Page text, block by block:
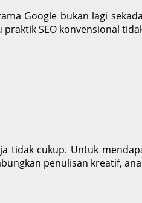
Google bukan lagi
SEO konvensional
tidak cukup. Untuk
penulisan kreatif,